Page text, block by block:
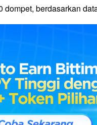
dompet, berdasarkan